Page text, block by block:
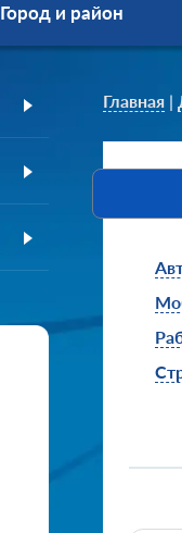
Город и район
Главная |